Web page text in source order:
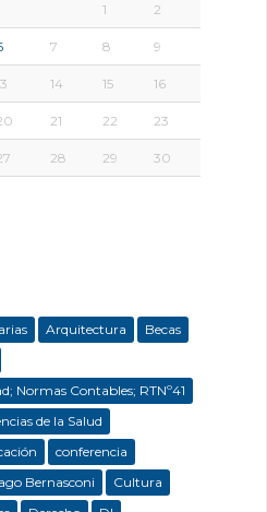
1 2
7 8 9
14 15 16
21 22 23
28 29 30
Arquitectura
Becas
Normas Contables; RTNº41
de la Salud
conferencia
Bernasconi
Cultura